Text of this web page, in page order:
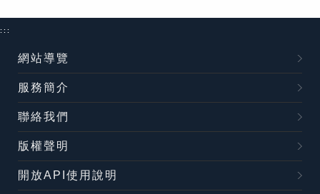
:::
網站導覽
服務簡介
聯絡我們
版權聲明
開放API使用說明